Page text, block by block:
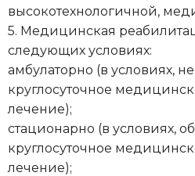
высокотехнологичной,
5. Медицинская
следующих условиях:
амбулаторно (в условиях,
круглосуточное
лечение);
стационарно (в условиях,
круглосуточное
лечение);